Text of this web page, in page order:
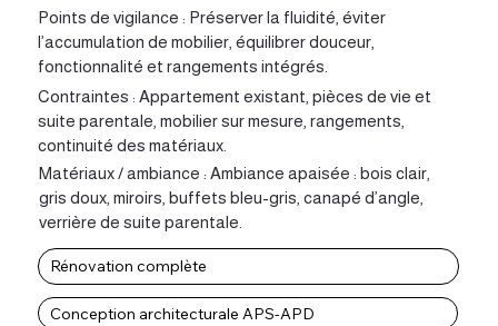
Points de vigilance : Préserver la fluidité, éviter
l’accumulation de mobilier, équilibrer douceur,
fonctionnalité et rangements intégrés.
Contraintes : Appartement existant, pièces de vie et
suite parentale, mobilier sur mesure, rangements,
continuité des matériaux.
Matériaux / ambiance : Ambiance apaisée : bois clair,
gris doux, miroirs, buffets bleu-gris, canapé d’angle,
verrière de suite parentale.
Rénovation complète
Conception architecturale APS-APD